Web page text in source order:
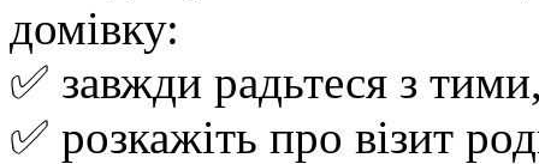
домівку:
✅ завжди радьтеся з
✅ розкажіть про візит